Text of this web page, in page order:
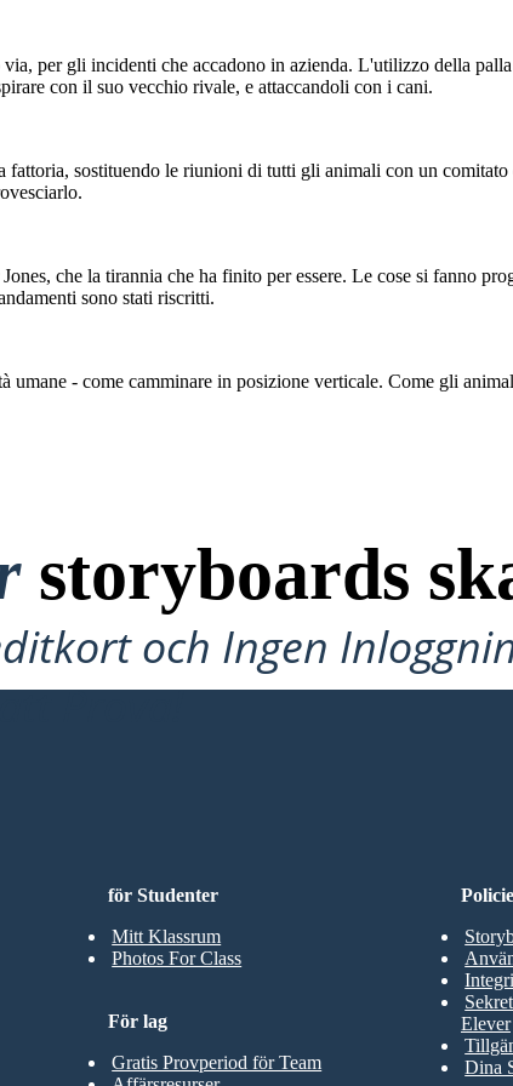
per gli incidenti che accadono in azienda. L'utilizzo della
con il suo vecchio rivale, e attaccandoli con i cani.
sostituendo le riunioni di tutti gli animali con un
che la tirannia che ha finito per essere. Le cose si fanno
sono stati riscritti.
- come camminare in posizione verticale. Come gli
storyboards
och Ingen
Prova!
för Studenter
Mitt Klassrum
Photos For Class
För lag
Gratis Provperiod för Team
Elever
Dina